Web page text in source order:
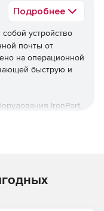
Подробнее
собой устройство
почты от
на операционной
быструю и
IronPort,
Email Security
приложениями